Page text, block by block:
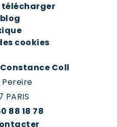
télécharger
cookies
Coll
Pereire
PARIS
88 18 78